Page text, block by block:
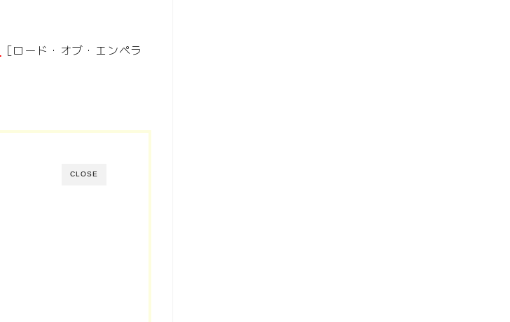
［ロード・オブ・エンペラ
CLOSE